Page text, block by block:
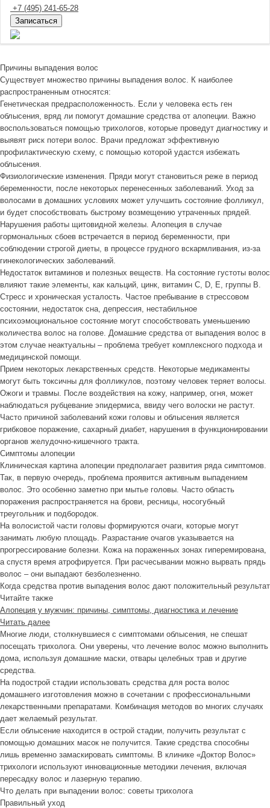
+7 (495) 241-65-28
Записаться
Причины выпадения волос
Существует множество причины выпадения волос. К наиболее
распространенным относятся:
Генетическая предрасположенность. Если у человека есть ген
облысения, вряд ли помогут домашние средства от алопеции. Важно
воспользоваться помощью трихологов, которые проведут диагностику и
выявят риск потери волос. Врачи предложат эффективную
профилактическую схему, с помощью которой удастся избежать
облысения.
Физиологические изменения. Пряди могут становиться реже в период
беременности, после некоторых перенесенных заболеваний. Уход за
волосами в домашних условиях может улучшить состояние фолликул,
и будет способствовать быстрому возмещению утраченных прядей.
Нарушения работы щитовидной железы. Алопеция в случае
гормональных сбоев встречается в период беременности, при
соблюдении строгой диеты, в процессе грудного вскармливания, из-за
гинекологических заболеваний.
Недостаток витаминов и полезных веществ. На состояние густоты волос
влияют такие элементы, как кальций, цинк, витамин C, D, E, группы B.
Стресс и хроническая усталость. Частое пребывание в стрессовом
состоянии, недостаток сна, депрессия, нестабильное
психоэмоциональное состояние могут способствовать уменьшению
количества волос на голове. Домашние средства от выпадения волос в
этом случае неактуальны – проблема требует комплексного подхода и
медицинской помощи.
Прием некоторых лекарственных средств. Некоторые медикаменты
могут быть токсичны для фолликулов, поэтому человек теряет волосы.
Ожоги и травмы. После воздействия на кожу, например, огня, может
наблюдаться рубцевание эпидермиса, ввиду чего волоски не растут.
Часто причиной заболеваний кожи головы и облысения является
грибковое поражение, сахарный диабет, нарушения в функционировании
органов желудочно-кишечного тракта.
Симптомы алопеции
Клиническая картина алопеции предполагает развития ряда симптомов.
Так, в первую очередь, проблема проявится активным выпадением
волос. Это особенно заметно при мытье головы. Часто область
поражения распространяется на брови, ресницы, носогубный
треугольник и подбородок.
На волосистой части головы формируются очаги, которые могут
занимать любую площадь. Разрастание очагов указывается на
прогрессирование болезни. Кожа на пораженных зонах гиперемирована,
а спустя время атрофируется. При расчесывании можно вырвать прядь
волос – они выпадают безболезненно.
Когда средства против выпадения волос дают положительный результат
Читайте также
Алопеция у мужчин: причины, симптомы, диагностика и лечение
Читать далее
Многие люди, столкнувшиеся с симптомами облысения, не спешат
посещать трихолога. Они уверены, что лечение волос можно выполнить
дома, используя домашние маски, отвары целебных трав и другие
средства.
На подострой стадии использовать средства для роста волос
домашнего изготовления можно в сочетании с профессиональными
лекарственными препаратами. Комбинация методов во многих случаях
дает желаемый результат.
Если облысение находится в острой стадии, получить результат с
помощью домашних масок не получится. Такие средства способны
лишь временно замаскировать симптомы. В клинике «Доктор Волос»
трихологи используют инновационные методики лечения, включая
пересадку волос и лазерную терапию.
Что делать при выпадении волос: советы трихолога
Правильный уход